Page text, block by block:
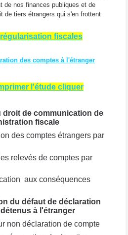
de nos finances publiques et de
de tiers étrangers qui s'en frottent
fiscales
des comptes à l'étranger
l'étude cliquer
droit de communication de
fiscale
des comptes étrangers par
relevés de comptes par
aux conséquences
du défaut de déclaration
à l'étranger
non déclaration de compte